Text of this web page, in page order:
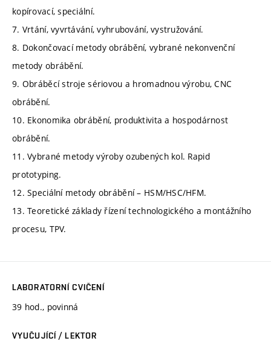
kopírovací, speciální.
7. Vrtání, vyvrtávání, vyhrubování, vystružování.
8. Dokončovací metody obrábění, vybrané nekonvenční
metody obrábění.
9. Obráběcí stroje sériovou a hromadnou výrobu, CNC
obrábění.
10. Ekonomika obrábění, produktivita a hospodárnost
obrábění.
11. Vybrané metody výroby ozubených kol. Rapid
prototyping.
12. Speciální metody obrábění – HSM/HSC/HFM.
13. Teoretické základy řízení technologického a montážního
procesu, TPV.
LABORATORNÍ CVIČENÍ
39 hod., povinná
VYUČUJÍCÍ / LEKTOR